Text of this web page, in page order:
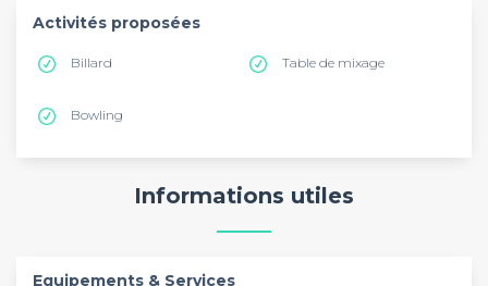
Activités proposées
Billard Table de mixage
Bowling
Informations utiles
Equipements & Services